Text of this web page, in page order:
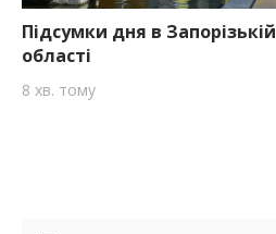
Підсумки дня в Запорізькій
області
8 хв. тому